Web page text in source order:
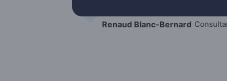
Renaud Blanc-Bernard